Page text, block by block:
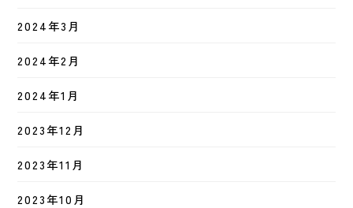
2024年3月
2024年2月
2024年1月
2023年12月
2023年11月
2023年10月